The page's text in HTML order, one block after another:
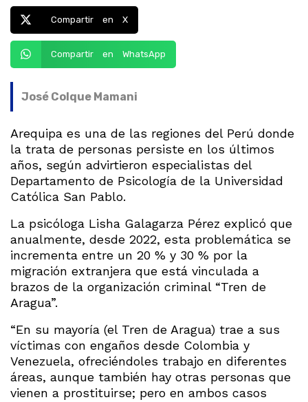
Compartir en X
Compartir en WhatsApp
José Colque Mamani
Arequipa es una de las regiones del Perú donde
la trata de personas persiste en los últimos
años, según advirtieron especialistas del
Departamento de Psicología de la Universidad
Católica San Pablo.
La psicóloga Lisha Galagarza Pérez explicó que
anualmente, desde 2022, esta problemática se
incrementa entre un 20 % y 30 % por la
migración extranjera que está vinculada a
brazos de la organización criminal “Tren de
Aragua”.
“En su mayoría (el Tren de Aragua) trae a sus
víctimas con engaños desde Colombia y
Venezuela, ofreciéndoles trabajo en diferentes
áreas, aunque también hay otras personas que
vienen a prostituirse; pero en ambos casos